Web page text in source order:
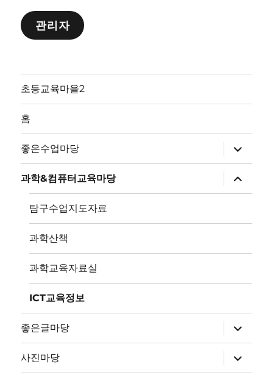
관리자
초등교육마을2
홈
좋은수업마당
위
메
뉴
확
장
과학&컴퓨터교육마당
위
메
장
탐구수업지도자료
과학산책
과학교육자료실
ICT교육정보
좋은글마당
위
메
뉴
확
사진마당
위